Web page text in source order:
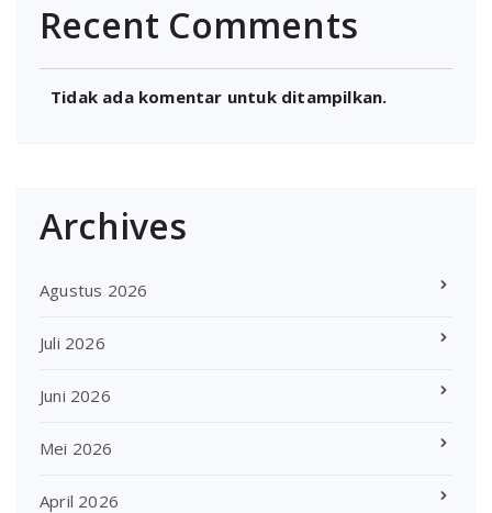
Recent Comments
Tidak ada komentar untuk ditampilkan.
Archives
Agustus 2026
Juli 2026
Juni 2026
Mei 2026
April 2026